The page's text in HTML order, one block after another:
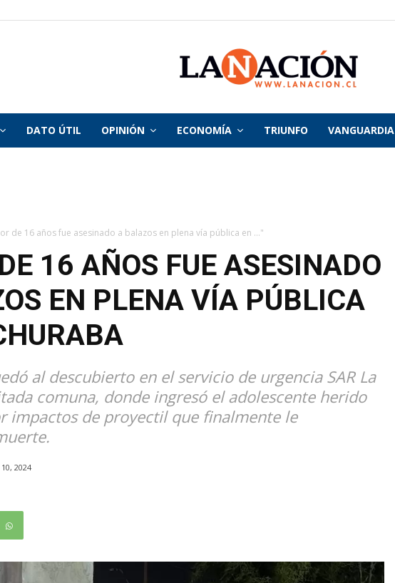
La
DATO ÚTIL OPINIÓN ECONOMÍA TRIUNFO VANGUARDIA
de 16 años fue asesinado a balazos en plena vía pública en ..."
16 AÑOS FUE ASESINADO
EN PLENA VÍA PÚBLICA
al descubierto en el servicio de urgencia SAR La
comuna, donde ingresó el adolescente herido
impactos de proyectil que finalmente le
2024